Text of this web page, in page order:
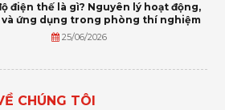
điện thế là gì? Nguyên lý hoạt động,
và ứng dụng trong phòng thí nghiệm
25/06/2026
CHÚNG TÔI